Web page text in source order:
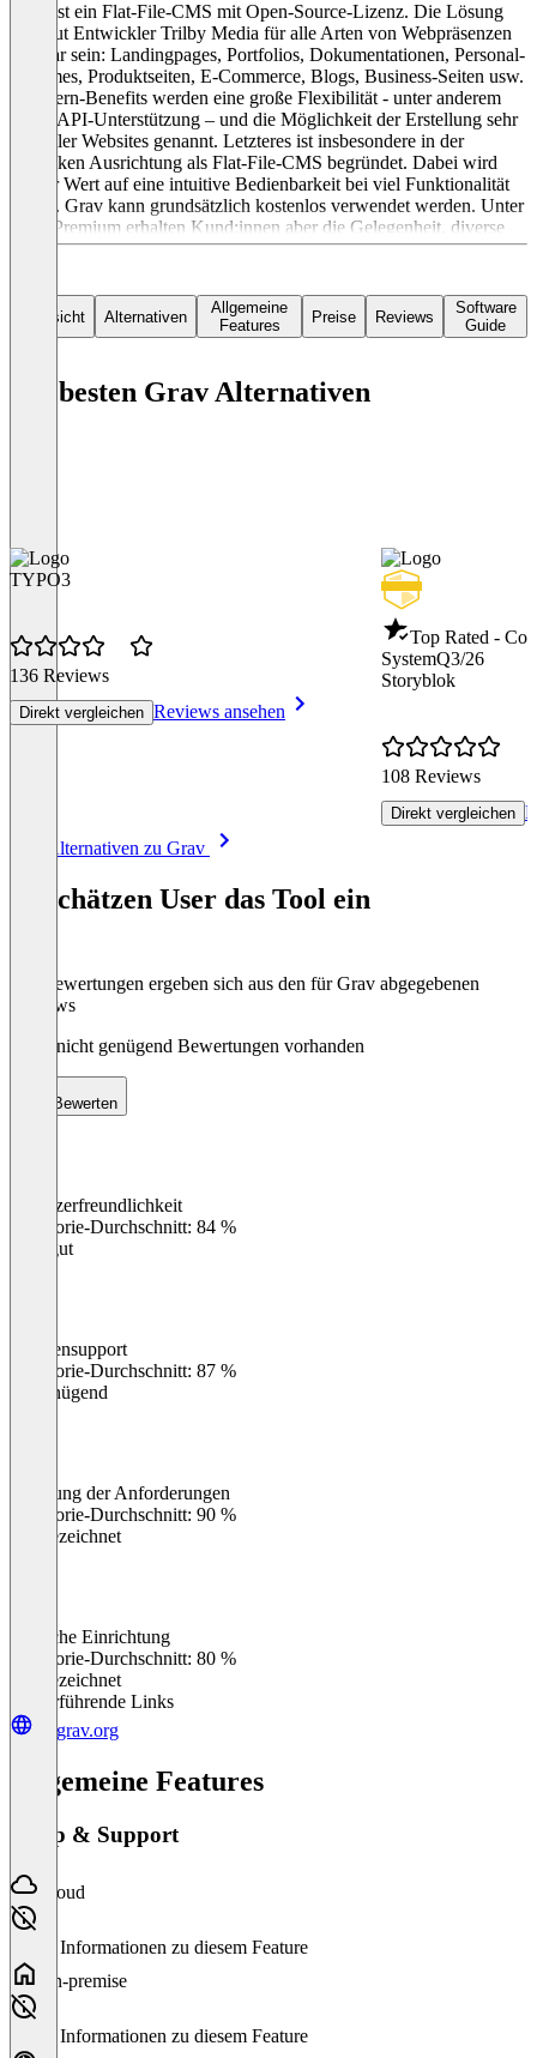
Grav ist ein Flat-File-CMS mit Open-Source-Lizenz. Die Lösung
soll laut Entwickler Trilby Media für alle Arten von Webpräsenzen
nutzbar sein: Landingpages, Portfolios, Dokumentationen, Personal-
Resumes, Produktseiten, E-Commerce, Blogs, Business-Seiten usw.
Als Kern-Benefits werden eine große Flexibilität - unter anderem
durch API-Unterstützung – und die Möglichkeit der Erstellung sehr
schneller Websites genannt. Letzteres ist insbesondere in der
schlanken Ausrichtung als Flat-File-CMS begründet. Dabei wird
großer Wert auf eine intuitive Bedienbarkeit bei viel Funktionalität
gelegt. Grav kann grundsätzlich kostenlos verwendet werden. Unter
Grav Premium erhalten Kund:innen aber die Gelegenheit, diverse
Zusatz-Features zu buchen, die ihren Online-Auftritt noch effektiver
Optionen, erweiterte Galerien und mehr.
Übersicht Alternativen
Allgemeine
Features
Preise Reviews
Software
Guide
Die besten Grav Alternativen
TYPO3
136 Reviews
Direkt vergleichen Reviews ansehen
Top Rated -
SystemQ3/26
Storyblok
108 Reviews
Direkt vergleichen
Alle Alternativen zu Grav
So schätzen User das Tool ein
Die Bewertungen ergeben sich aus den für Grav abgegebenen
Reviews
Noch nicht genügend Bewertungen vorhanden
Bewerten
Benutzerfreundlichkeit
Kategorie-Durchschnitt: 84 %
Sehr gut
Kundensupport
Kategorie-Durchschnitt: 87 %
Ungenügend
Erfüllung der Anforderungen
Kategorie-Durchschnitt: 90 %
Ausgezeichnet
Einfache Einrichtung
Kategorie-Durchschnitt: 80 %
Ausgezeichnet
Weiterführende Links
getgrav.org
Allgemeine Features
Setup & Support
Cloud
Keine Informationen zu diesem Feature
On-premise
Keine Informationen zu diesem Feature